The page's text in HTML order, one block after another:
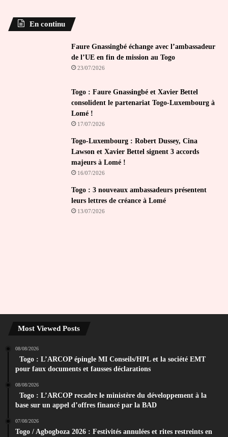
En continu
Faure Gnassingbé échange avec l’ambassadeur
de l’UE en fin de mission au Togo
23/07/2026
Togo : Faure Gnassingbé et Xavier Bettel
consolident le partenariat Togo-Luxembourg à
Lomé !
17/07/2026
Togo-Luxembourg : Robert Dussey, Cina
Lawson et Xavier Bettel signent 3 accords
majeurs à Lomé !
16/07/2026
Togo : 3 nouveaux ambassadeurs présentent
leurs lettres de créance à Lomé
13/07/2026
Most Viewed Posts
08/08/2026
Togo : L’ARCOP épingle MI Conseils/HPL et la société EMT
pour faux documents et fausses déclarations
08/08/2026
Togo : L’ARCOP recadre le ministère du développement à la
base sur un appel d’offres financé par la BAD
07/08/2026
Togo / Agbogboza 2026 : Festivités annulées et rites restreints en